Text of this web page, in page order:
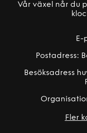
Vår växel når du
E-
Postadress:
Besöksadress
Fler